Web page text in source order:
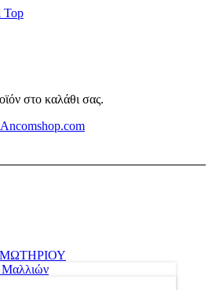
Top
στο καλάθι σας.